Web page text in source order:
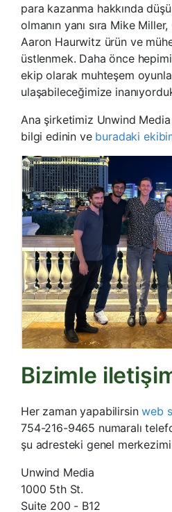
para kazanma hakkında
olmanın yanı sıra Mike
Aaron Haurwitz ürün ve
üstlenmek. Daha önce
ekip olarak muhteşem
ulaşabileceğimize
Ana şirketimiz Unwind
bilgi edinin ve buradaki
Bizimle
Her zaman yapabilirsinweb
754-216-9465 numaralı
şu adresteki genel
Unwind Media
1000 5th St.
Suite 200 - B12